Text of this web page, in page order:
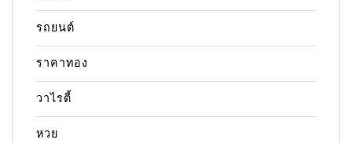
รถยนต์
ราคาทอง
วาไรตี้
หวย